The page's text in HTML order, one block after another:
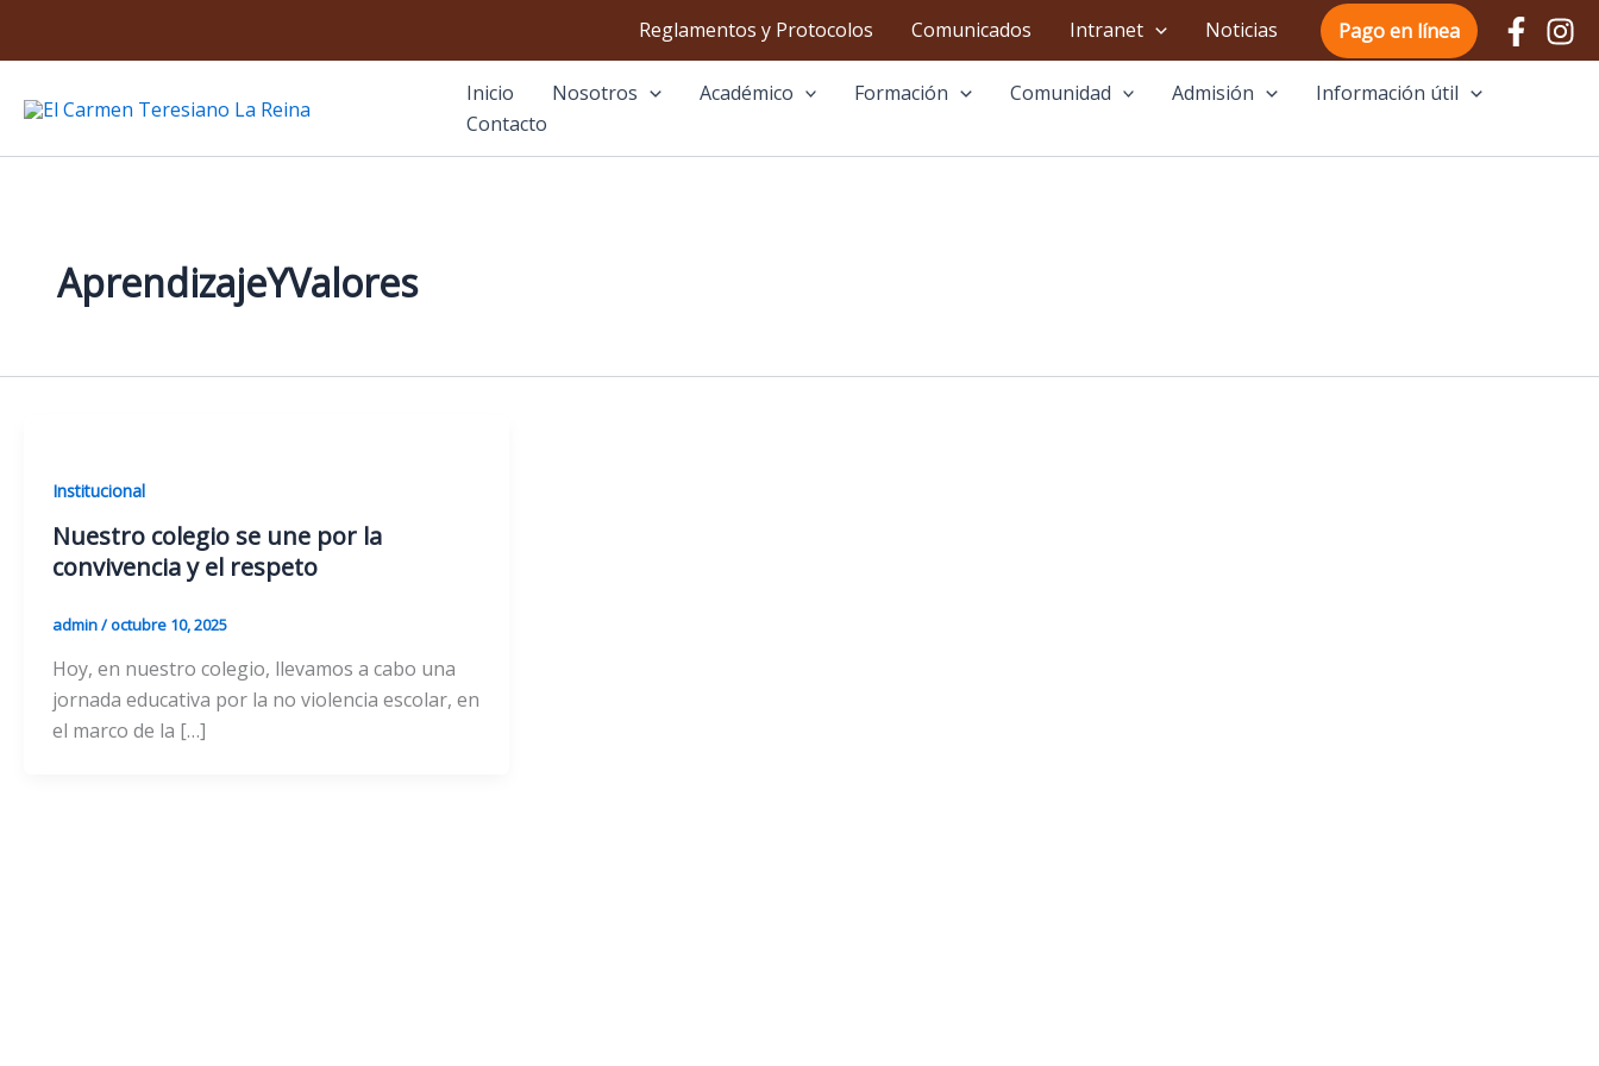
Reglamentos y Protocolos Comunicados Intranet Noticias Pago en línea
Inicio Nosotros Académico Formación Comunidad Admisión
Información útil
Contacto
AprendizajeYValores
Institucional
Nuestro colegio se une por la
convivencia y el respeto
admin/octubre 10, 2025
Hoy, en nuestro colegio, llevamos a cabo una
jornada educativa por la no violencia escolar, en
el marco de la […]